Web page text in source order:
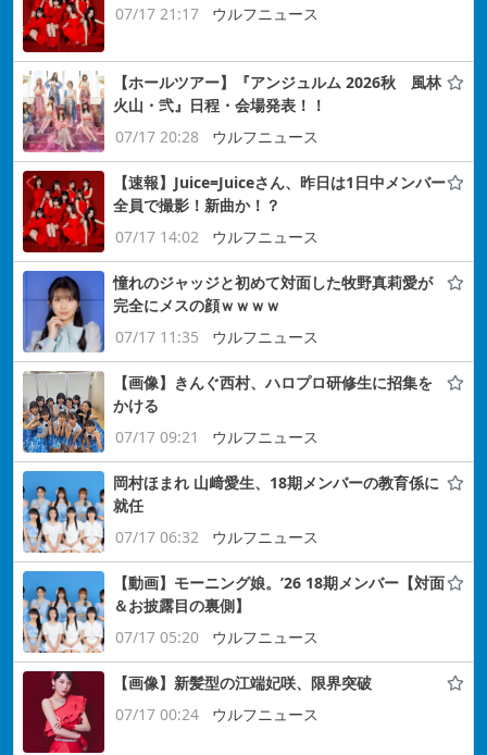
07/17 21:17
ウルフニュース
【ホールツアー】『アンジュルム 2026秋 風林
火山・弐』日程・会場発表！！
07/17 20:28
ウルフニュース
【速報】Juice=Juiceさん、昨日は1日中メンバー
全員で撮影！新曲か！？
07/17 14:02
ウルフニュース
憧れのジャッジと初めて対面した牧野真莉愛が
完全にメスの顔ｗｗｗｗ
07/17 11:35
ウルフニュース
【画像】きんぐ西村、ハロプロ研修生に招集を
かける
07/17 09:21
ウルフニュース
岡村ほまれ 山﨑愛生、18期メンバーの教育係に
就任
07/17 06:32
ウルフニュース
【動画】モーニング娘。’26 18期メンバー【対面
＆お披露目の裏側】
07/17 05:20
ウルフニュース
【画像】新髪型の江端妃咲、限界突破
07/17 00:24
ウルフニュース